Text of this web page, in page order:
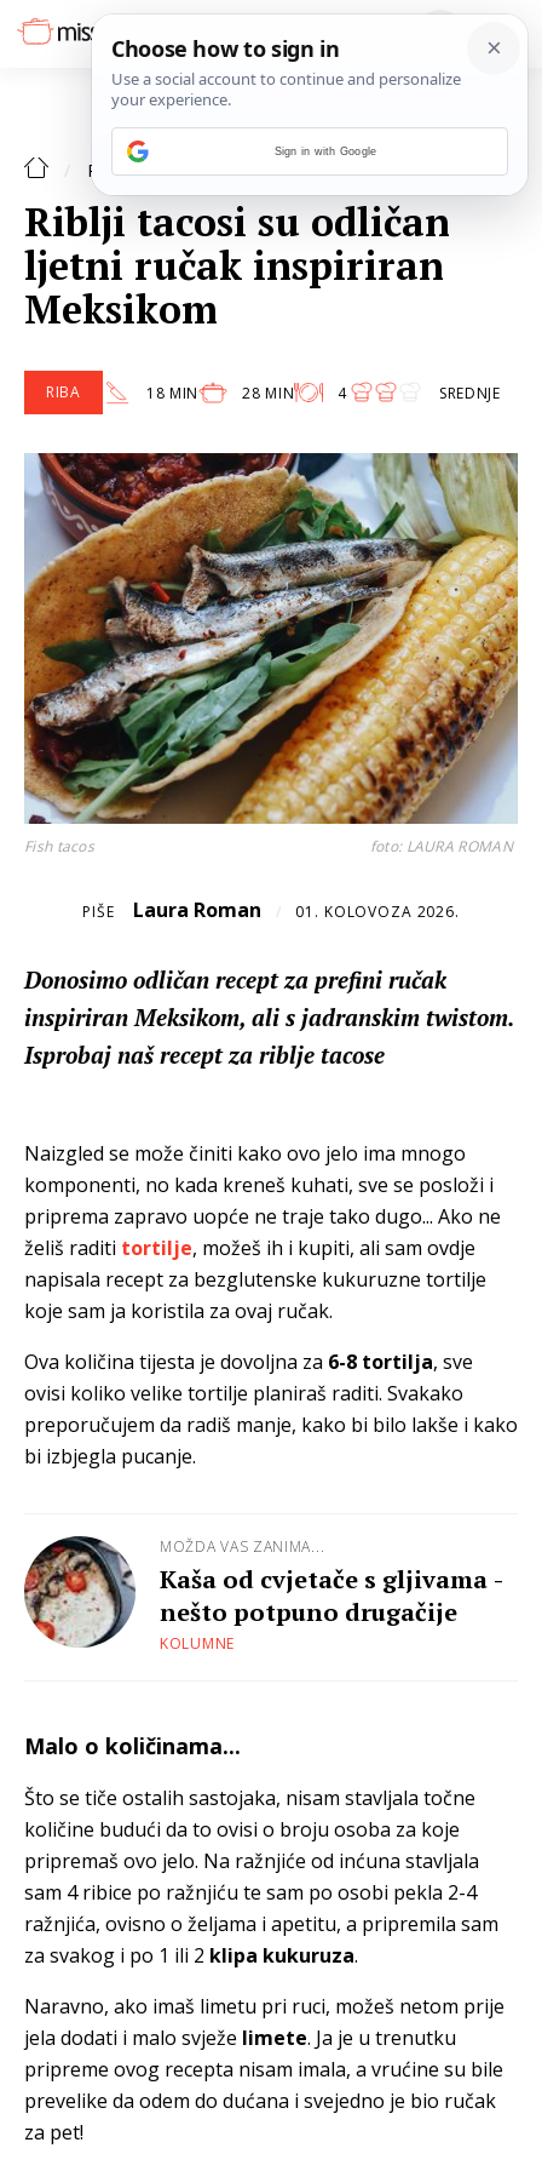
RECEPTI RIBA
Riblji tacosi su odličan
ljetni ručak inspiriran
Meksikom
RIBA 18 MIN 28 MIN 4 SREDNJE
Fish tacos foto: LAURA ROMAN
PIŠE Laura Roman / 01. KOLOVOZA 2026.
Donosimo odličan recept za prefini ručak
inspiriran Meksikom, ali s jadranskim twistom.
Isprobaj naš recept za riblje tacose
Naizgled se može činiti kako ovo jelo ima mnogo
komponenti, no kada kreneš kuhati, sve se posloži i
priprema zapravo uopće ne traje tako dugo... Ako ne
želiš raditi tortilje, možeš ih i kupiti, ali sam ovdje
napisala recept za bezglutenske kukuruzne tortilje
koje sam ja koristila za ovaj ručak.
Ova količina tijesta je dovoljna za 6-8 tortilja, sve
ovisi koliko velike tortilje planiraš raditi. Svakako
preporučujem da radiš manje, kako bi bilo lakše i kako
bi izbjegla pucanje.
MOŽDA VAS ZANIMA...
Kaša od cvjetače s gljivama -
nešto potpuno drugačije
KOLUMNE
Malo o količinama...
Što se tiče ostalih sastojaka, nisam stavljala točne
količine budući da to ovisi o broju osoba za koje
pripremaš ovo jelo. Na ražnjiće od inćuna stavljala
sam 4 ribice po ražnjiću te sam po osobi pekla 2-4
ražnjića, ovisno o željama i apetitu, a pripremila sam
za svakog i po 1 ili 2 klipa kukuruza.
Naravno, ako imaš limetu pri ruci, možeš netom prije
jela dodati i malo svježe limete. Ja je u trenutku
pripreme ovog recepta nisam imala, a vrućine su bile
prevelike da odem do dućana i svejedno je bio ručak
za pet!
Sign in with Google